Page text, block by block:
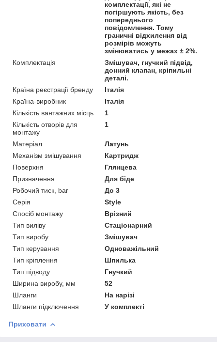
комплектації, які не
погіршують якість, без
попереднього
повідомлення. Тому
граничні відхилення від
розмірів можуть
змінюватись у межах ± 2%.
Комплектація
Змішувач, гнучкий підвід,
донний клапан, кріпильні
деталі.
Країна реєстрації бренду
Італія
Країна-виробник
Італія
Кількість вантажних місць
1
Кількість отворів для
монтажу
1
Матеріал
Латунь
Механізм змішування
Картридж
Поверхня
Глянцева
Призначення
Для біде
Робочий тиск, bar
До 3
Серія
Style
Спосіб монтажу
Врізний
Тип виліву
Стаціонарний
Тип виробу
Змішувач
Тип керування
Одноважільний
Тип кріплення
Шпилька
Тип підводу
Гнучкий
Ширина виробу, мм
52
Шланги
На нарізі
Шланги підключення
У комплекті
Приховати